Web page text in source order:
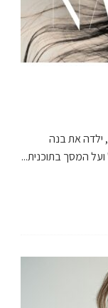
ילדה את בנה
ועל המסך בתוכנית...